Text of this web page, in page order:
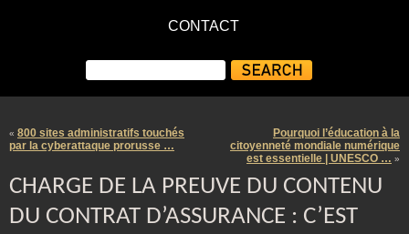
CONTACT
« 800 sites administratifs touchés
par la cyberattaque prorusse …
Pourquoi l’éducation à la
citoyenneté mondiale numérique
est essentielle | UNESCO … »
CHARGE DE LA PREUVE DU CONTENU
DU CONTRAT D’ASSURANCE : C’EST